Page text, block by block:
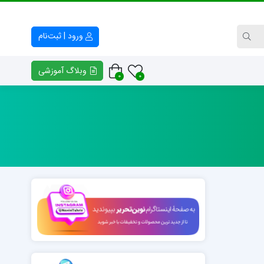
ورود | ثبت‌نام
کتابچه کلاس خط مدرسه مفید
انواع تابلوهای سوره حمد
امضای اساتید خوشنویسی
نمونه‌های خوشنویسی «منت خدای را عزوجل»
0
0 وبلاگ آموزشی